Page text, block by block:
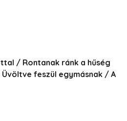
/ Rontanak ránk a hűség
feszül egymásnak / A